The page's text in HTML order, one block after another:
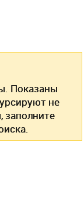
Показаны
не
заполните